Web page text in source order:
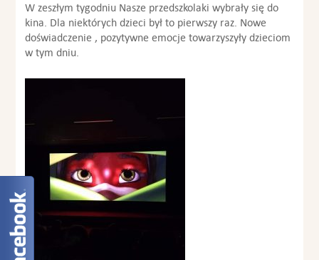
W zeszłym tygodniu Nasze przedszkolaki wybrały się do
kina. Dla niektórych dzieci był to pierwszy raz. Nowe
doświadczenie , pozytywne emocje towarzyszyły dzieciom
w tym dniu.